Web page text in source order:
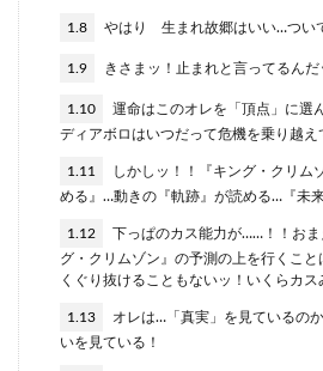
1.8 やはり 生まれ故郷はいい…つい
1.9 きさまッ！止まれと言ってるん
1.10
運命はこのオレを「頂点」に
ディアボロはいつだって危機を乗り越え
1.11
しかしッ！！『キング・クリム
める』…動きの『軌跡』が読める…『未
1.12
下っぱのカス能力が……！！お
グ・クリムゾン』の予測の上を行く
くぐり抜けることもないッ！いくらカ
1.13
オレは…「真実」を見ているの
いを見ている！